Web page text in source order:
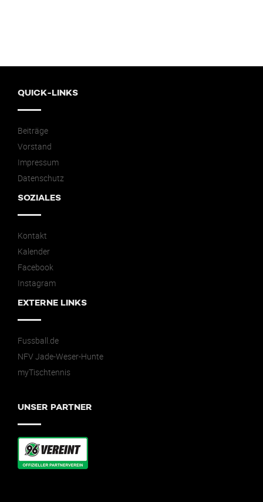
QUICK-LINKS
Beiträge
Vorstand
Impressum
Datenschutz
SOZIALES
Kontakt
Kalender
Facebook
Instagram
EXTERNE LINKS
Fussball.de
NFV Jade-Weser-Hunte
myTischtennis
UNSER PARTNER